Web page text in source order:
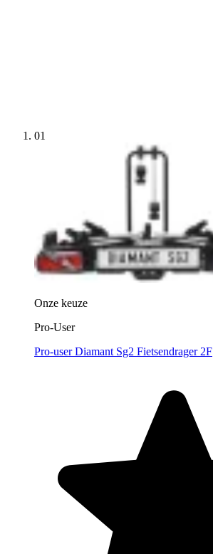
01
Onze keuze
Pro-User
Pro-user Diamant Sg2 Fietsendrager 2F